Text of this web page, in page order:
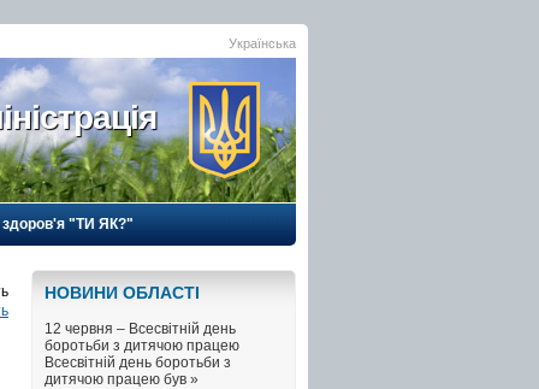
Українська
здоров'я "ТИ ЯК?"
НОВИНИ ОБЛАСТI
12 червня – Всесвітній день
боротьби з дитячою працею
Всесвітній день боротьби з
дитячою працею був »